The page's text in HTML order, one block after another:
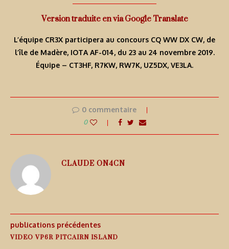
Version traduite en via Google Translate
L’équipe CR3X participera au concours CQ WW DX CW, de
l’île de Madère, IOTA AF-014, du 23 au 24 novembre 2019.
Équipe – CT3HF, R7KW, RW7K, UZ5DX, VE3LA.
0 commentaire
0
CLAUDE ON4CN
publications précédentes
VIDEO VP6R PITCAIRN ISLAND